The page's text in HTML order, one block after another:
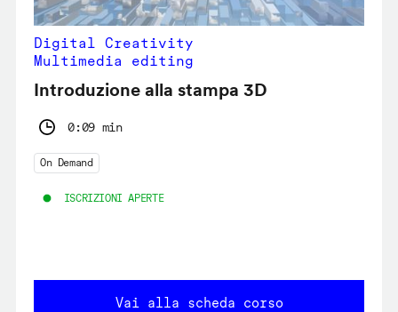
Digital Creativity
Multimedia editing
Introduzione alla stampa 3D
0:09 min
On Demand
ISCRIZIONI APERTE
Vai alla scheda corso